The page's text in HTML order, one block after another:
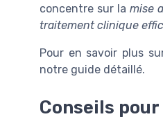
concentre sur la mise
traitement clinique
Pour en savoir plus
notre guide détaillé.
Conseils